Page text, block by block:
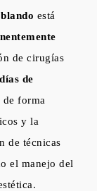
está
de cirugías
de
de forma
y la
de técnicas
el manejo del